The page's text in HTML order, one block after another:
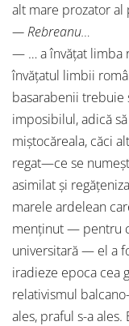
alt mare prozator
— Rebreanu…
— … a învăţat limba
învăţatul limbii
basarabenii trebuie
imposibilul, adică
miştocăreala, căci
regat—ce se
asimilat şi
marele ardelean
menţinut — pentru
universitară — el a
iradieze epoca cea
relativismul
ales, praful s-a